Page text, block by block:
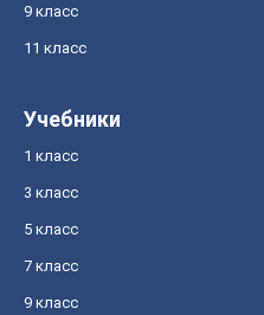
9 класс
11 класс
Учебники
1 класс
3 класс
5 класс
7 класс
9 класс